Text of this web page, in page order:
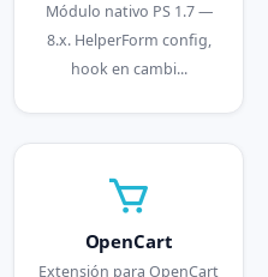
Módulo nativo PS 1.7 —
8.x. HelperForm config,
hook en cambi...
OpenCart
Extensión para OpenCart